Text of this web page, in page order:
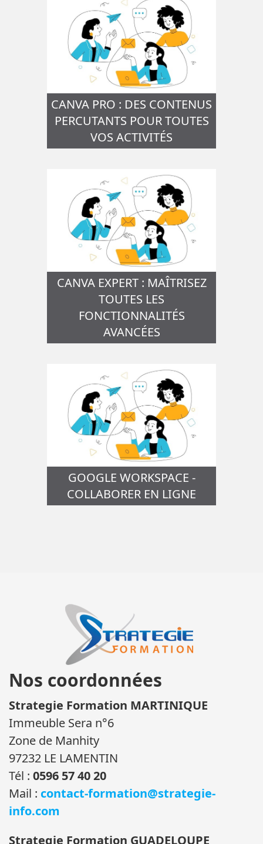
CANVA PRO : DES CONTENUS
PERCUTANTS POUR TOUTES
VOS ACTIVITÉS
CANVA EXPERT : MAÎTRISEZ
TOUTES LES
FONCTIONNALITÉS
AVANCÉES
GOOGLE WORKSPACE -
COLLABORER EN LIGNE
Nos coordonnées
Strategie Formation MARTINIQUE
Immeuble Sera n°6
Zone de Manhity
97232 LE LAMENTIN
Tél : 0596 57 40 20
Mail : contact-formation@strategie-
info.com
Strategie Formation GUADELOUPE